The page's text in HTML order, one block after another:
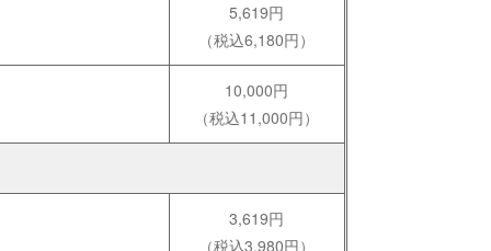
5,619円
（税込6,180円）
10,000円
（税込11,000円）
3,619円
（税込3,980円）